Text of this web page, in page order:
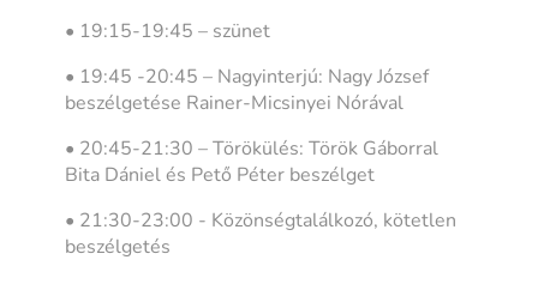
• 19:15-19:45 – szünet
• 19:45 -20:45 – Nagyinterjú: Nagy József
beszélgetése Rainer-Micsinyei Nórával
• 20:45-21:30 – Törökülés: Török Gáborral
Bita Dániel és Pető Péter beszélget
• 21:30-23:00 - Közönségtalálkozó, kötetlen
beszélgetés